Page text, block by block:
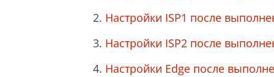
Настройки ISP1 после
Настройки ISP2 после
Настройки Edge после